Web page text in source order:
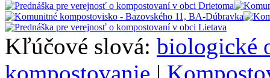
Kľúčové slová: biologické